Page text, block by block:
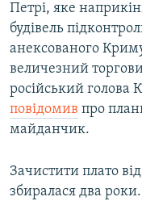
Петрі, яке
будівель
анексованого
величезний
російський голова
повідомив про
майданчик.
Зачистити плато
збиралася два